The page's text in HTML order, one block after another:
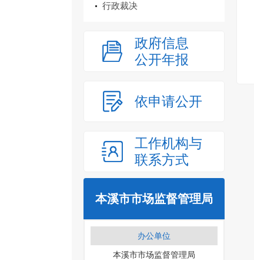
行政裁决
政府信息
公开年报
依申请公开
工作机构与
联系方式
本溪市市场监督管理局
办公单位
本溪市市场监督管理局